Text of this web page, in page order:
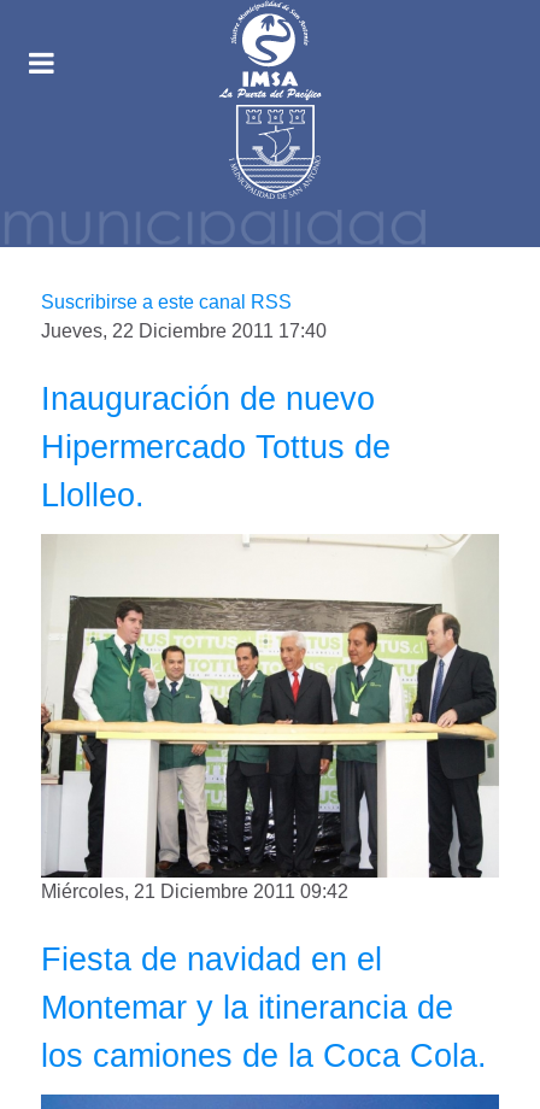
Suscribirse a este canal RSS
Jueves, 22 Diciembre 2011 17:40
Inauguración de nuevo
Hipermercado Tottus de
Llolleo.
Miércoles, 21 Diciembre 2011 09:42
Fiesta de navidad en el
Montemar y la itinerancia de
los camiones de la Coca Cola.